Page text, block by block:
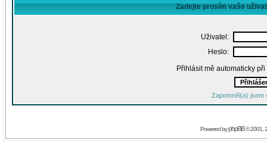
Zadejte prosím vaše
Uživatel:
Heslo:
Přihlásit mě automaticky
Zapomněl(a) jsem
Powered byphpBB© 2001,